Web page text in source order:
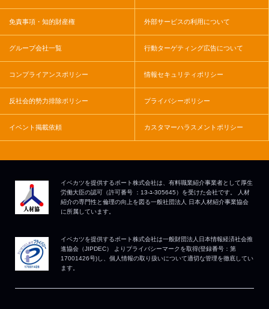
免責事項・知的財産権 外部サービスの利用について
グループ会社一覧 行動ターゲティング広告について
コンプライアンスポリシー 情報セキュリティポリシー
反社会的勢力排除ポリシー プライバシーポリシー
イベント掲載依頼 カスタマーハラスメントポリシー